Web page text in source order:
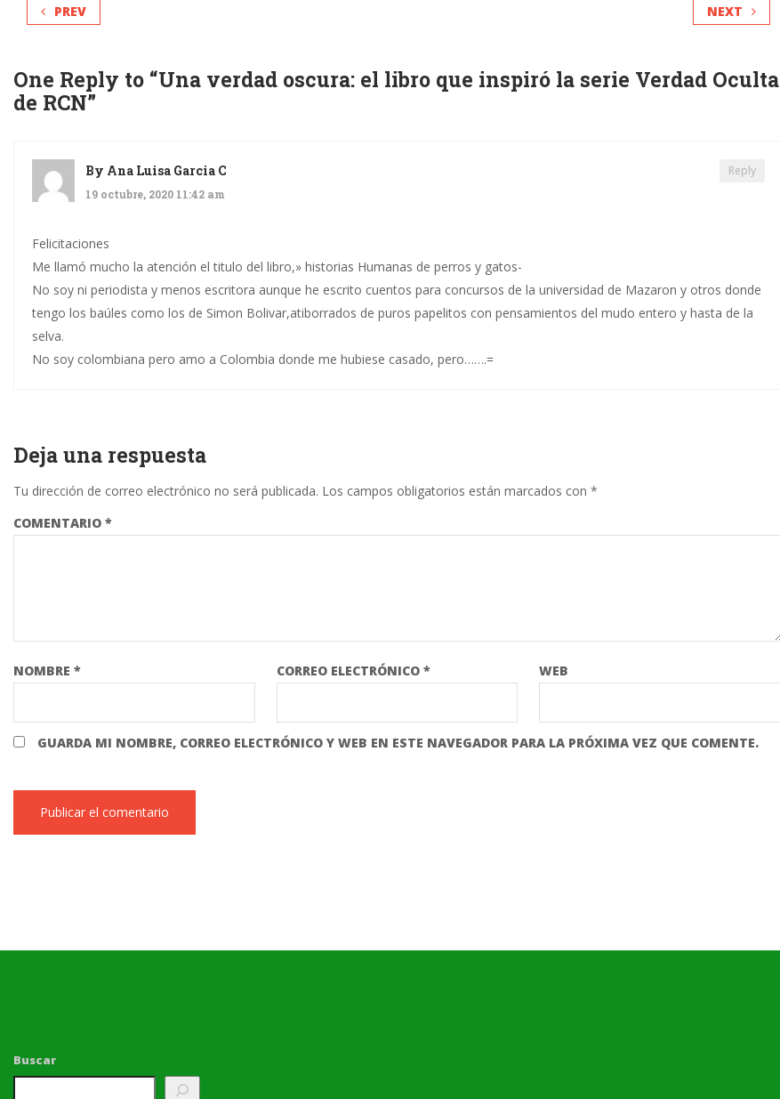
PREV NEXT
One Reply to “Una verdad oscura: el libro que inspiró la serie Verdad Oculta
de RCN”
By Ana Luisa Garcia C
19 octubre, 2020 11:42 am
Reply
Felicitaciones
Me llamó mucho la atención el titulo del libro,» historias Humanas de perros y gatos-
No soy ni periodista y menos escritora aunque he escrito cuentos para concursos de la universidad de Mazaron y otros donde
tengo los baúles como los de Simon Bolivar,atiborrados de puros papelitos con pensamientos del mudo entero y hasta de la
selva.
No soy colombiana pero amo a Colombia donde me hubiese casado, pero…….=
Deja una respuesta
Tu dirección de correo electrónico no será publicada. Los campos obligatorios están marcados con *
COMENTARIO *
NOMBRE * CORREO ELECTRÓNICO * WEB
GUARDA MI NOMBRE, CORREO ELECTRÓNICO Y WEB EN ESTE NAVEGADOR PARA LA PRÓXIMA VEZ QUE COMENTE.
Buscar